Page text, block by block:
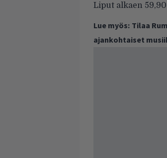
Liput alkaen
Lue myös: Tilaa
ajankohtaiset